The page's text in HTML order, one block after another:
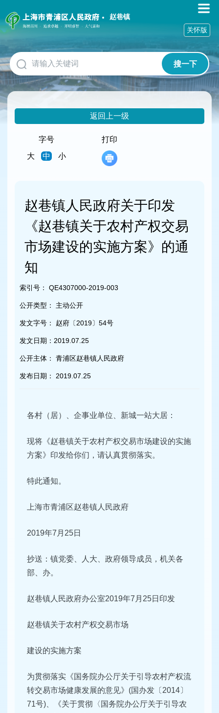
障
碍
作
说
明
跳
到
网
赵巷镇
搜一下
关怀版
返回上一级
字号
大
中 小
打印
赵巷镇人民政府关于印发
《赵巷镇关于农村产权交易
市场建设的实施方案》的通
知
索引号： QE4307000-2019-003
公开类型： 主动公开
发文字号： 赵府〔2019〕54号
发文日期： 2019.07.25
公开主体： 青浦区赵巷镇人民政府
发布日期： 2019.07.25
各村（居）、企事业单位、新城一站大居：
现将《赵巷镇关于农村产权交易市场建设的实施
方案》印发给你们，请认真贯彻落实。
特此通知。
上海市青浦区赵巷镇人民政府
2019年7月25日
抄送：镇党委、人大、政府领导成员，机关各
部、办。
赵巷镇人民政府办公室2019年7月25日印发
赵巷镇关于农村产权交易市场
建设的实施方案
为贯彻落实《国务院办公厅关于引导农村产权流
转交易市场健康发展的意见》(国办发〔2014〕
71号)、《关于贯彻〈国务院办公厅关于引导农